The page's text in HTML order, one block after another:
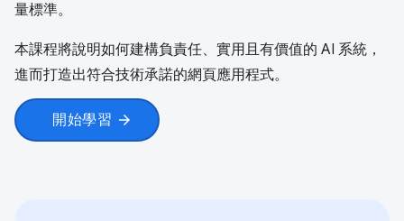
量標準。
本課程將說明如何建構負責任、實用且有價值的 AI 系統，
進而打造出符合技術承諾的網頁應用程式。
開始學習 arrow_forward